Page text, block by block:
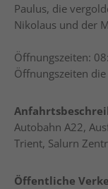
Paulus, die
Nikolaus und der
Öffnungszeiten:
Öffnungszeiten
Autobahn A22,
Trient, Salurn
Öffentliche